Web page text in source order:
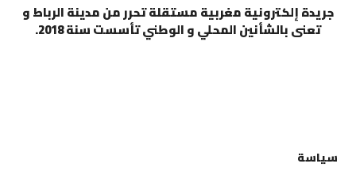
جريدة إلكترونية مغربية مستقلة تحرر من مدينة الرباط و
تعنى بالشأنين المحلي و الوطني تأسست سنة 2018.
سياسة